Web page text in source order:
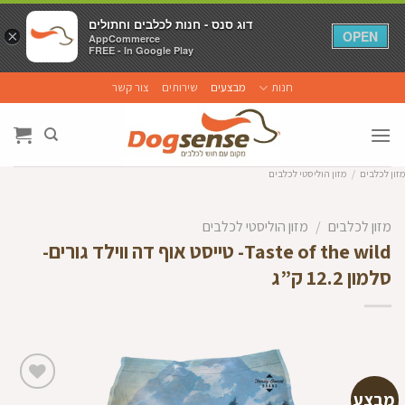
to
content
חנות מבצעים שירותים צור קשר
מזון לכלבים / מזון הוליסטי לכלבים
מזון לכלבים / מזון הוליסטי לכלבים
Taste of the wild- טייסט אוף דה ווילד גורים-
סלמון 12.2 ק”ג
מבצע
×
דוג סנס - חנות לכלבים וחתולים
AppCommerce
FREE - In Google Play
OPEN
×
דוג סנס - חנות לכלבים וחתולים
AppCommerce
FREE - In Google Play
OPEN